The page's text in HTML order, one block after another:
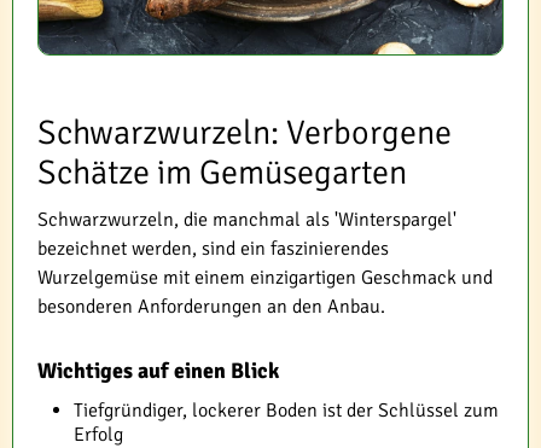
Schwarzwurzeln: Verborgene
Schätze im Gemüsegarten
Schwarzwurzeln, die manchmal als 'Winterspargel'
bezeichnet werden, sind ein faszinierendes
Wurzelgemüse mit einem einzigartigen Geschmack und
besonderen Anforderungen an den Anbau.
Wichtiges auf einen Blick
Tiefgründiger, lockerer Boden ist der Schlüssel zum
Erfolg